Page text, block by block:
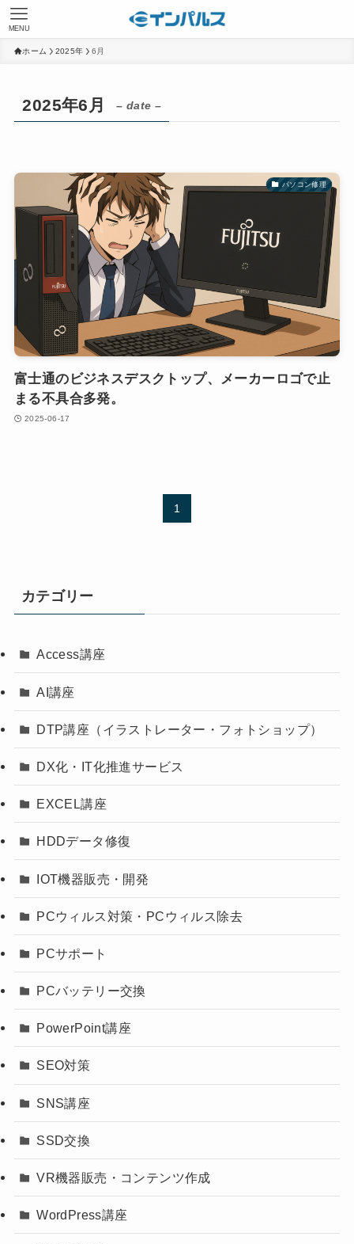
MENU
ホーム 2025年 6月
2025年6月 – date –
パソコン修理
富士通のビジネスデスクトップ、メーカーロゴで止
まる不具合多発。
2025-06-17
1
カテゴリー
Access講座
AI講座
DTP講座（イラストレーター・フォトショップ）
DX化・IT化推進サービス
EXCEL講座
HDDデータ修復
IOT機器販売・開発
PCウィルス対策・PCウィルス除去
PCサポート
PCバッテリー交換
PowerPoint講座
SEO対策
SNS講座
SSD交換
VR機器販売・コンテンツ作成
WordPress講座